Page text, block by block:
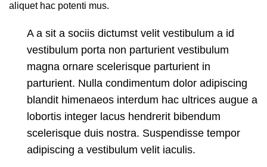
aliquet hac potenti mus.
A a sit a sociis dictumst velit vestibulum a id
vestibulum porta non parturient vestibulum
magna ornare scelerisque parturient in
parturient. Nulla condimentum dolor adipiscing
blandit himenaeos interdum hac ultrices augue a
lobortis integer lacus hendrerit bibendum
scelerisque duis nostra. Suspendisse tempor
adipiscing a vestibulum velit iaculis.